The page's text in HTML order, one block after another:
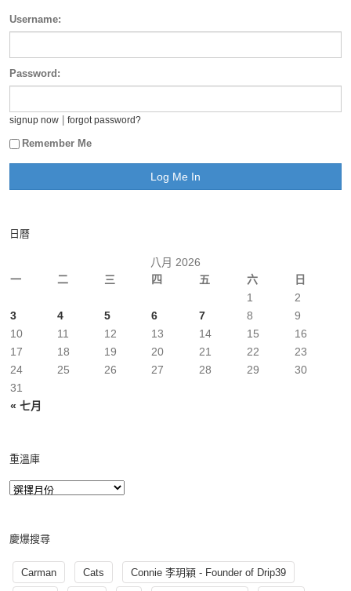
Username:
Password:
signup now forgot password?
Remember Me
日曆
八月 2026
一
二 三 四 五 六 日
« 七月
1
2
3
4 5 6 7 8
9
10
11 12 13 14 15
16
17
18 19 20 21 22
23
24
25 26 27 28 29
30
31
重溫庫
慶爆搜尋
Carman Cats Connie 李玥穎 - Founder of Drip39